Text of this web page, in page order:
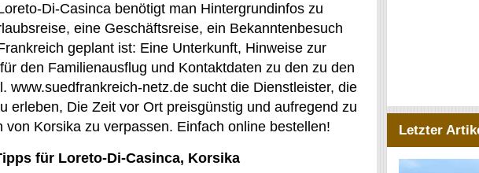
Di-Casinca benötigt man Hintergrundinfos zu
eine Geschäftsreise, ein Bekanntenbesuch
geplant ist: Eine Unterkunft, Hinweise zur
den Familienausflug und Kontaktdaten zu den zu den
www.suedfrankreich-netz.de sucht die Dienstleister, die
erleben, Die Zeit vor Ort preisgünstig und aufregend zu
Korsika zu verpassen. Einfach online bestellen!
für Loreto-Di-Casinca, Korsika
Letzter